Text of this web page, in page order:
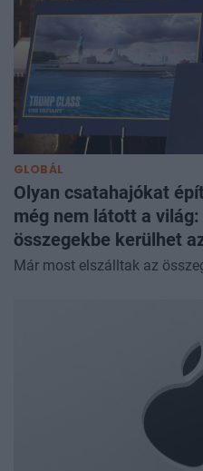
GLOBÁL
Olyan csatahajókat
még nem látott a
összegekbe kerülhet
Már most elszálltak az